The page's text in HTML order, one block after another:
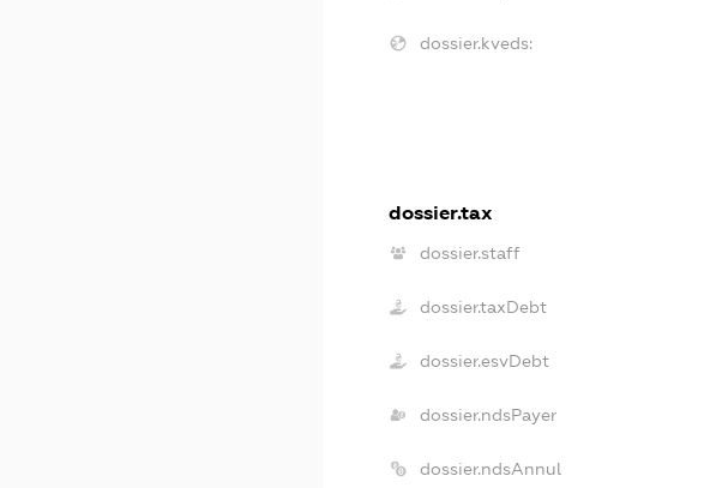
dossier.kveds:
dossier.tax
dossier.staff
dossier.taxDebt
dossier.esvDebt
dossier.ndsPayer
dossier.ndsAnnul